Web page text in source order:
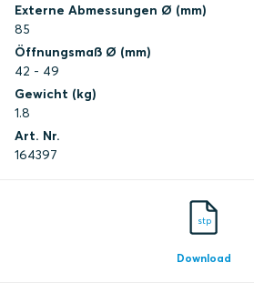
Externe Abmessungen Ø (mm)
85
Öffnungsmaß Ø (mm)
42 - 49
Gewicht (kg)
1.8
Art. Nr.
164397
stp
Download